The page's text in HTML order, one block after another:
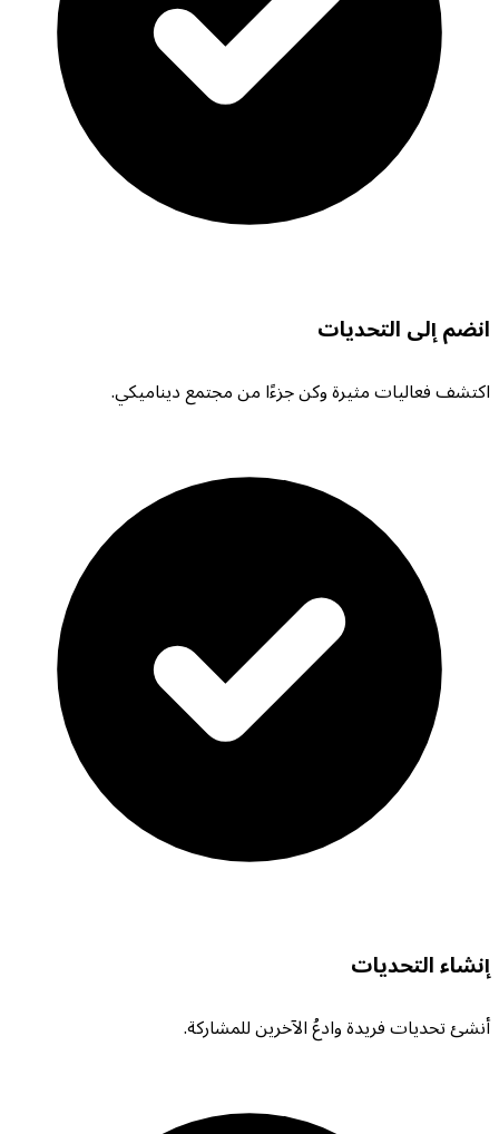
انضم إلى التحديات
اكتشف فعاليات مثيرة وكن جزءًا من مجتمع ديناميكي.
إنشاء التحديات
أنشئ تحديات فريدة وادعُ الآخرين للمشاركة.